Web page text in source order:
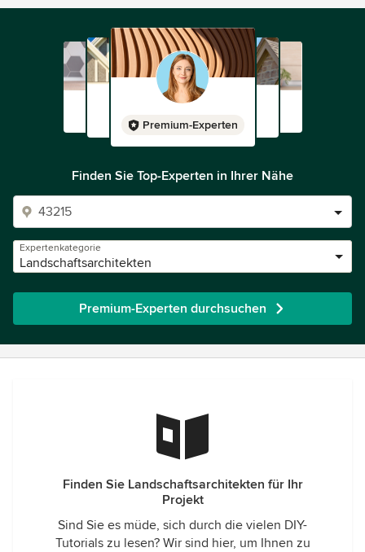
Premium-Experten
Finden Sie Top-Experten in Ihrer Nähe
Expertenkategorie
Landschaftsarchitekten
Premium-Experten durchsuchen
Finden Sie Landschaftsarchitekten für Ihr
Projekt
Sind Sie es müde, sich durch die vielen DIY-
Tutorials zu lesen? Wir sind hier, um Ihnen zu